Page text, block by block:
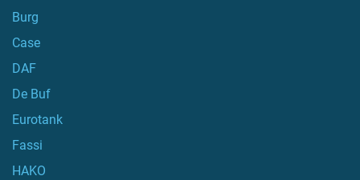
Burg
Case
DAF
De Buf
Eurotank
Fassi
HAKO